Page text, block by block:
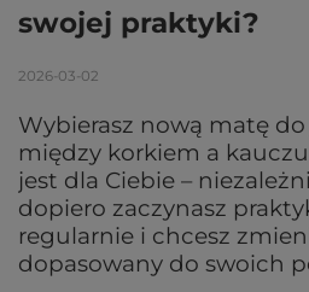
swojej praktyki?
2026-03-02
Wybierasz nową matę
między korkiem a
jest dla Ciebie –
dopiero zaczynasz
regularnie i chcesz
dopasowany do swoich